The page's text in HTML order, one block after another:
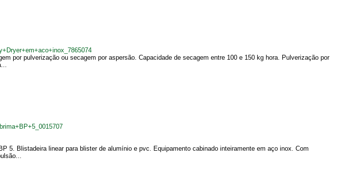
por pulverização ou secagem por aspersão. Capacidade de secagem entre 100 e 150 kg hora. Pulverização por
5. Blistadeira linear para blister de alumínio e pvc. Equipamento cabinado inteiramente em aço inox. Com